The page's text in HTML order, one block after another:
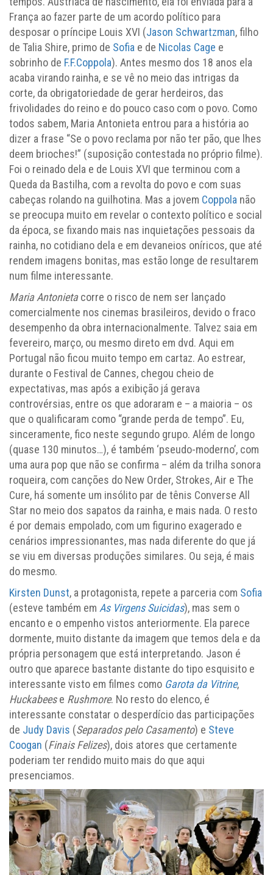
França ao fazer parte de um acordo político para
desposar o príncipe Louis XVI (Jason Schwartzman, filho
de Talia Shire, primo de Sofia e de Nicolas Cage e
sobrinho de F.F.Coppola). Antes mesmo dos 18 anos ela
acaba virando rainha, e se vê no meio das intrigas da
corte, da obrigatoriedade de gerar herdeiros, das
frivolidades do reino e do pouco caso com o povo. Como
todos sabem, Maria Antonieta entrou para a história ao
dizer a frase “Se o povo reclama por não ter pão, que lhes
deem brioches!” (suposição contestada no próprio filme).
Foi o reinado dela e de Louis XVI que terminou com a
Queda da Bastilha, com a revolta do povo e com suas
cabeças rolando na guilhotina. Mas a jovem Coppola não
se preocupa muito em revelar o contexto político e social
da época, se fixando mais nas inquietações pessoais da
rainha, no cotidiano dela e em devaneios oníricos, que até
rendem imagens bonitas, mas estão longe de resultarem
num filme interessante.
Maria Antonietacorre o risco de nem ser lançado
comercialmente nos cinemas brasileiros, devido o fraco
desempenho da obra internacionalmente. Talvez saia em
fevereiro, março, ou mesmo direto em dvd. Aqui em
Portugal não ficou muito tempo em cartaz. Ao estrear,
durante o Festival de Cannes, chegou cheio de
expectativas, mas após a exibição já gerava
controvérsias, entre os que adoraram e – a maioria – os
que o qualificaram como “grande perda de tempo”. Eu,
sinceramente, fico neste segundo grupo. Além de longo
(quase 130 minutos…), é também ‘pseudo-moderno’, com
uma aura pop que não se confirma – além da trilha sonora
roqueira, com canções do New Order, Strokes, Air e The
Cure, há somente um insólito par de tênis Converse All
Star no meio dos sapatos da rainha, e mais nada. O resto
é por demais empolado, com um figurino exagerado e
cenários impressionantes, mas nada diferente do que já
se viu em diversas produções similares. Ou seja, é mais
do mesmo.
Kirsten Dunst, a protagonista, repete a parceria com Sofia
(esteve também em As Virgens Suicidas), mas sem o
encanto e o empenho vistos anteriormente. Ela parece
dormente, muito distante da imagem que temos dela e da
própria personagem que está interpretando. Jason é
outro que aparece bastante distante do tipo esquisito e
interessante visto em filmes como Garota da Vitrine,
Huckabeese Rushmore. No resto do elenco, é
interessante constatar o desperdício das participações
de Judy Davis (Separados pelo Casamento) e Steve
Coogan (Finais Felizes), dois atores que certamente
poderiam ter rendido muito mais do que aqui
presenciamos.